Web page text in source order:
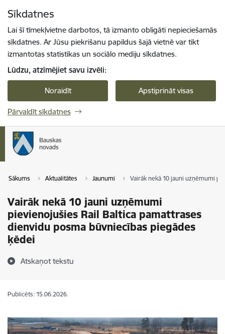
Sīkdatnes
Lai šī tīmekļvietne darbotos, tā izmanto obligāti nepieciešamās
sīkdatnes. Ar Jūsu piekrišanu papildus šajā vietnē var tikt
izmantotas statistikas un sociālo mediju sīkdatnes.
Lūdzu, atzīmējiet savu izvēli:
Noraidīt Apstiprināt visas
Pārvaldīt sīkdatnes
Sākums Aktualitātes Jaunumi Vairāk nekā 10 jauni uzņēmumi
Vairāk nekā 10 jauni uzņēmumi
pievienojušies Rail Baltica pamattrases
dienvidu posma būvniecības piegādes
ķēdei
Atskaņot tekstu
Publicēts: 15.06.2026.